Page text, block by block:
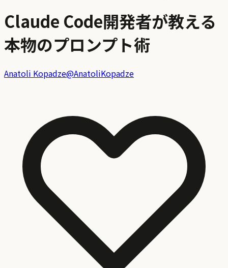
Claude Code開発者が教える
本物のプロンプト術
Anatoli Kopadze@AnatoliKopadze